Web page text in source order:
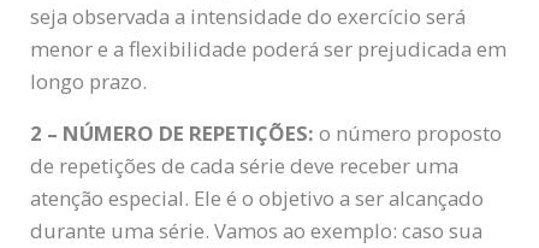
seja observada a intensidade do exercício será
menor e a flexibilidade poderá ser prejudicada em
longo prazo.
2 – NÚMERO DE REPETIÇÕES: o número proposto
de repetições de cada série deve receber uma
atenção especial. Ele é o objetivo a ser alcançado
durante uma série. Vamos ao exemplo: caso sua